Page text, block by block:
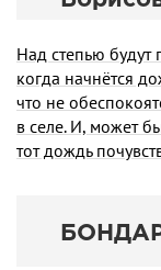
Над степью будут
когда начнётся
что не
в селе. И, может
тот дождь